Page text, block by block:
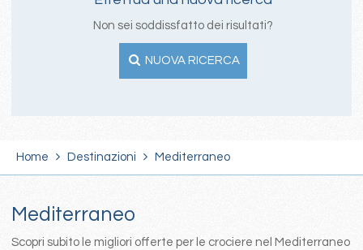
Non sei soddissfatto dei risultati?
NUOVA RICERCA
Home Destinazioni Mediterraneo
Mediterraneo
Scopri subito le migliori offerte per le crociere nel Mediterraneo